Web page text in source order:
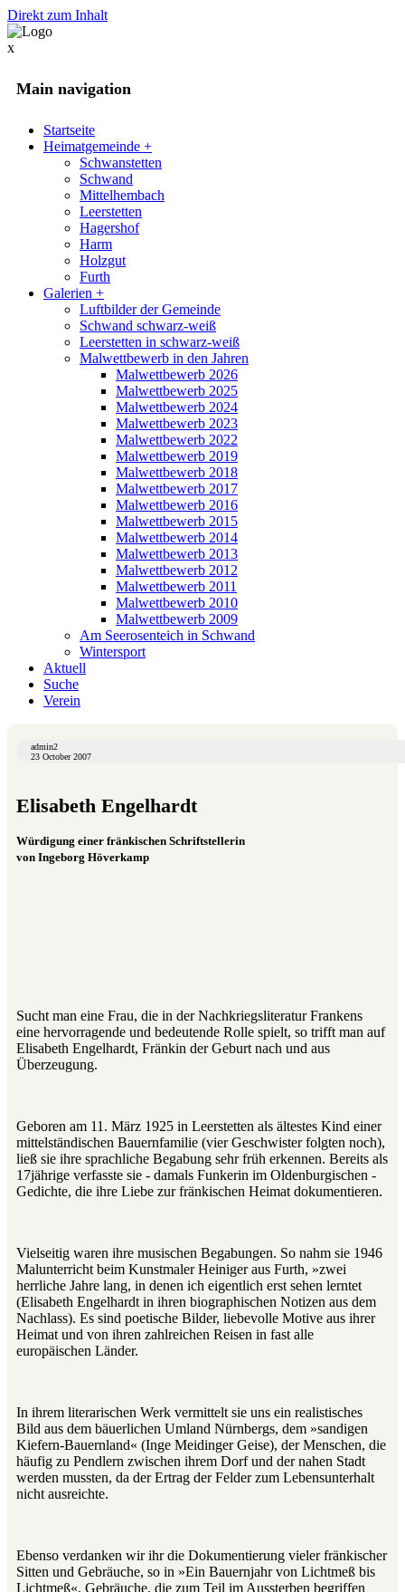
Direkt zum Inhalt
x
Main navigation
Startseite
Heimatgemeinde +
Schwanstetten
Schwand
Mittelhembach
Leerstetten
Hagershof
Harm
Holzgut
Furth
Galerien +
Luftbilder der Gemeinde
Schwand schwarz-weiß
Leerstetten in schwarz-weiß
Malwettbewerb in den Jahren
Malwettbewerb 2026
Malwettbewerb 2025
Malwettbewerb 2024
Malwettbewerb 2023
Malwettbewerb 2022
Malwettbewerb 2019
Malwettbewerb 2018
Malwettbewerb 2017
Malwettbewerb 2016
Malwettbewerb 2015
Malwettbewerb 2014
Malwettbewerb 2013
Malwettbewerb 2012
Malwettbewerb 2011
Malwettbewerb 2010
Malwettbewerb 2009
Am Seerosenteich in Schwand
Wintersport
Aktuell
Suche
Verein
admin2
23 October 2007
Elisabeth Engelhardt
Würdigung einer fränkischen Schriftstellerin
von Ingeborg Höverkamp
Sucht man eine Frau, die in der Nachkriegsliteratur Frankens
eine hervorragende und bedeutende Rolle spielt, so trifft man auf
Elisabeth Engelhardt, Fränkin der Geburt nach und aus
Überzeugung.
Geboren am 11. März 1925 in Leerstetten als ältestes Kind einer
mittelständischen Bauernfamilie (vier Geschwister folgten noch),
ließ sie ihre sprachliche Begabung sehr früh erkennen. Bereits als
17jährige verfasste sie ‑ damals Funkerin im Oldenburgischen ‑
Gedichte, die ihre Liebe zur fränkischen Heimat dokumentieren.
Vielseitig waren ihre musischen Begabungen. So nahm sie 1946
Malunterricht beim Kunstmaler Heiniger aus Furth, »zwei
herrliche Jahre lang, in denen ich eigentlich erst sehen lerntet
(Elisabeth Engelhardt in ihren biographischen Notizen aus dem
Nachlass). Es sind poetische Bilder, liebevolle Motive aus ihrer
Heimat und von ihren zahlreichen Reisen in fast alle
europäischen Länder.
In ihrem literarischen Werk vermittelt sie uns ein realistisches
Bild aus dem bäuerlichen Umland Nürnbergs, dem »sandigen
Kiefern‑Bauernland« (Inge Meidinger Geise), der Menschen, die
häufig zu Pendlern zwischen ihrem Dorf und der nahen Stadt
werden mussten, da der Ertrag der Felder zum Lebensunterhalt
nicht ausreichte.
Ebenso verdanken wir ihr die Dokumentierung vieler fränkischer
Sitten und Gebräuche, so in »Ein Bauernjahr von Lichtmeß bis
Lichtmeß«, Gebräuche, die zum Teil im Aussterben begriffen